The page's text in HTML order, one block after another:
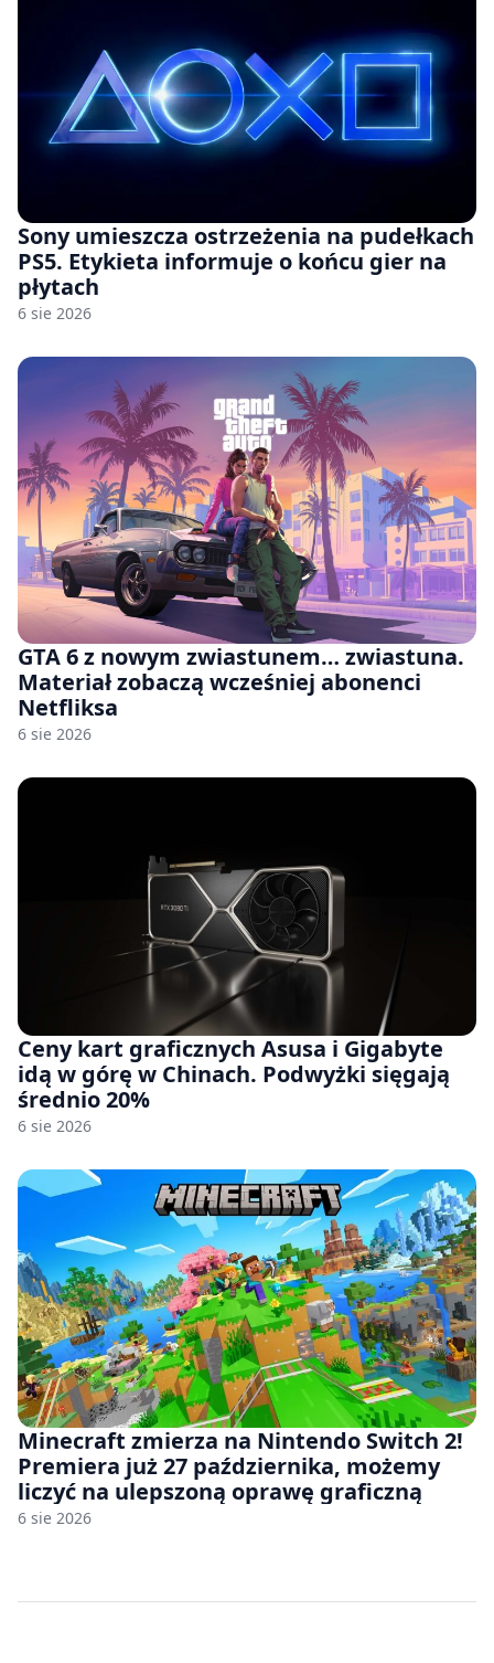
Sony umieszcza ostrzeżenia na pudełkach
PS5. Etykieta informuje o końcu gier na
płytach
6 sie 2026
GTA 6 z nowym zwiastunem… zwiastuna.
Materiał zobaczą wcześniej abonenci
Netfliksa
6 sie 2026
Ceny kart graficznych Asusa i Gigabyte
idą w górę w Chinach. Podwyżki sięgają
średnio 20%
6 sie 2026
Minecraft zmierza na Nintendo Switch 2!
Premiera już 27 października, możemy
liczyć na ulepszoną oprawę graficzną
6 sie 2026